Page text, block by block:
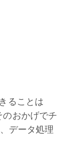
ることは
おかげでチ
データ処理